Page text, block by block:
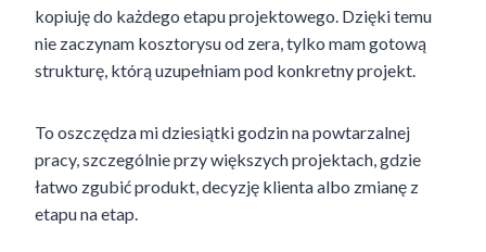
kopiuję do każdego etapu projektowego. Dzięki temu
nie zaczynam kosztorysu od zera, tylko mam gotową
strukturę, którą uzupełniam pod konkretny projekt.
To oszczędza mi dziesiątki godzin na powtarzalnej
pracy, szczególnie przy większych projektach, gdzie
łatwo zgubić produkt, decyzję klienta albo zmianę z
etapu na etap.